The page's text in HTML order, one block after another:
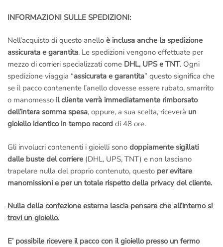
INFORMAZIONI SULLE SPEDIZIONI:
Nell’acquisto di questo anello è inclusa anche la spedizione
assicurata e garantita. Le spedizioni vengono effettuate per
mezzo di corrieri specializzati come DHL, UPS e TNT. Ogni
spedizione viaggia “assicurata e garantita” questo significa che
se il pacco contenente l’anello dovesse essere rubato, smarrito
o manomesso il cliente verrà immediatamente rimborsato
dell’intera somma spesa, oppure, a sua scelta, riceverà un
gioiello identico in tempo record di 48 ore.
Gli involucri contenenti i gioielli sono doppiamente sigillati
dalle buste del corriere (DHL, UPS, TNT) e non lasciano
trapelare nulla del proprio contenuto, questo per evitare
manomissioni e per un totale rispetto della privacy del cliente.
Nulla della confezione esterna lascia pensare che all’interno si
trovi un gioiello.
E’ possibile ricevere il pacco con il gioiello presso un fermo